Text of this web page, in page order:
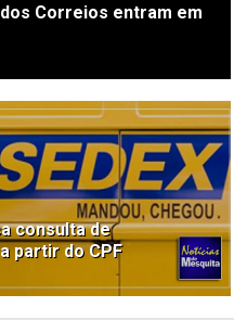
Correios entram em
consulta de
partir do CPF